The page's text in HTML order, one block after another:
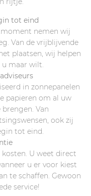
tot eind
nemen wij
Van de vrijblijvende
plaatsen, wij helpen
u maar wilt.
in zonnepanelen
papieren om al uw
Van
ook zij
tot eind.
U weet direct
u er voor kiest
te schaffen. Gewoon
service!